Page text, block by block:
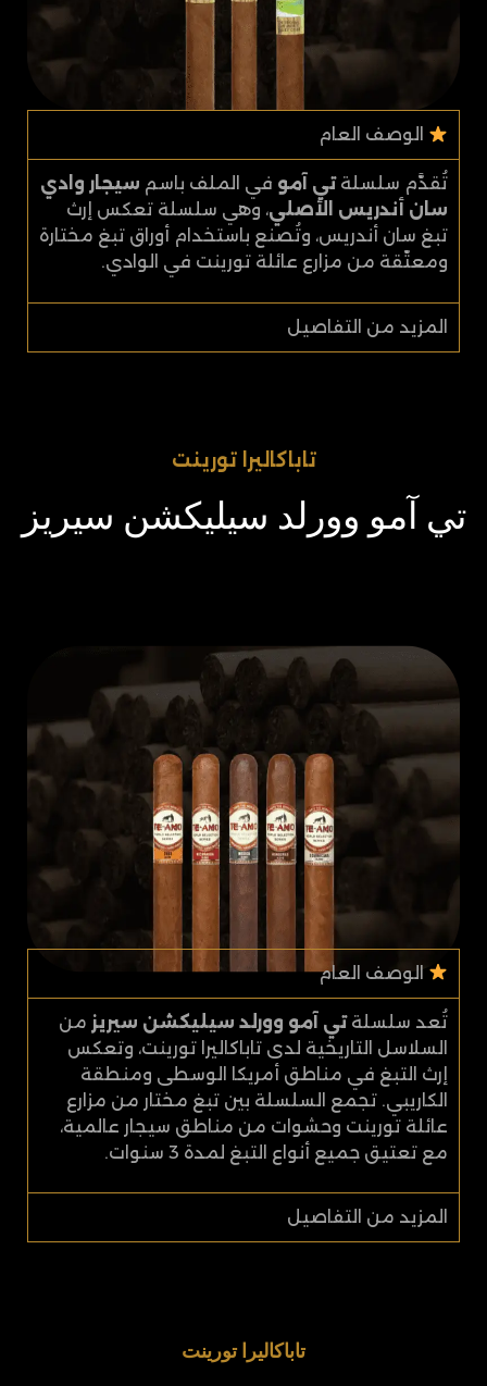
الوصف العام
تُقدَّم سلسلةتي آمو في الملف باسم سيجار وادي
سان أندريس الأصلي، وهي سلسلة تعكس إرث
تبغ سان أندريس، وتُصنع باستخدام أوراق تبغ مختارة
ومعتّقة من مزارع عائلة تورينت في الوادي.
المزيد من التفاصيل
تاباكاليرا تورينت​​
تي آمو وورلد سيليكشن سيريز
الوصف العام
تُعد سلسلةتي آمو وورلد سيليكشن سيريز من
السلاسل التاريخية لدى تاباكاليرا تورينت، وتعكس
إرث التبغ في مناطق أمريكا الوسطى ومنطقة
الكاريبي. تجمع السلسلة بين تبغ مختار من مزارع
عائلة تورينت وحشوات من مناطق سيجار عالمية،
مع تعتيق جميع أنواع التبغ لمدة 3 سنوات.
المزيد من التفاصيل
تاباكاليرا تورينت​​